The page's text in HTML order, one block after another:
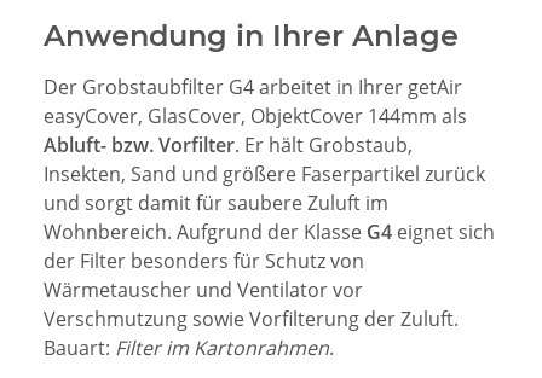
Anwendung in Ihrer Anlage
Der Grobstaubfilter G4 arbeitet in Ihrer getAir
easyCover, GlasCover, ObjektCover 144mm als
Abluft- bzw. Vorfilter. Er hält Grobstaub,
Insekten, Sand und größere Faserpartikel zurück
und sorgt damit für saubere Zuluft im
Wohnbereich. Aufgrund der Klasse G4 eignet sich
der Filter besonders für Schutz von
Wärmetauscher und Ventilator vor
Verschmutzung sowie Vorfilterung der Zuluft.
Bauart: Filter im Kartonrahmen.